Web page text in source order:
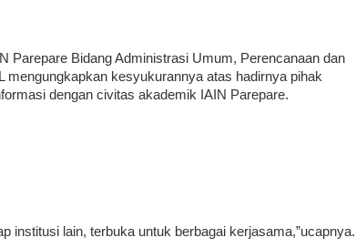
Parepare Bidang Administrasi Umum, Perencanaan dan
mengungkapkan kesyukurannya atas hadirnya pihak
dengan civitas akademik IAIN Parepare.
institusi lain, terbuka untuk berbagai kerjasama,”ucapnya.